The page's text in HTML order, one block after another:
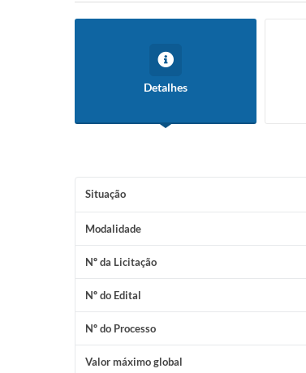
Detalhes
Situação
Modalidade
Nº da Licitação
Nº do Edital
Nº do Processo
Valor máximo global